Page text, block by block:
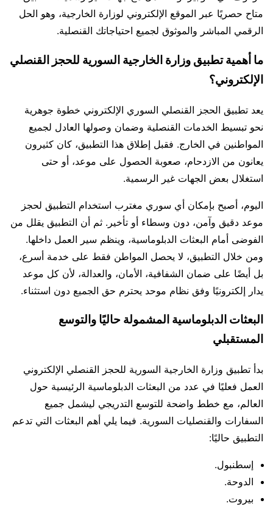
متاح حصريًا عبر الموقع الإلكتروني لوزارة الخارجية، وهو الحل
الرقمي المباشر والموثوق لجميع احتياجاتك القنصلية.
ما أهمية تطبيق وزارة الخارجية السورية للحجز القنصلي
الإلكتروني؟
يعد تطبيق الحجز القنصلي السوري الإلكتروني خطوة جوهرية
نحو تبسيط الخدمات القنصلية وضمان وصولها العادل لجميع
المواطنين في الخارج. فقبل إطلاق هذا التطبيق، كان كثيرون
يعانون من الازدحام، صعوبة الحصول على موعد، أو حتى
استغلال بعض الجهات غير الرسمية.
اليوم، أصبح بإمكان أي سوري مغترب استخدام التطبيق لحجز
موعد دقيق وآمن، دون وسطاء أو تأخير. ثم أن التطبيق يقلل من
الفوضى أمام البعثات الدبلوماسية، وينظم سير العمل داخلها.
ومن خلال التطبيق، لا يحصل المواطن فقط على خدمة أسرع،
بل أيضًا على ضمان الشفافية، الأمان، والعدالة، لأن كل موعد
يدار إلكترونيًا وفق نظام موحد يحترم حق الجميع دون استثناء.
البعثات الدبلوماسية المشمولة حاليًا والتوسع
المستقبلي
بدأ تطبيق وزارة الخارجية السورية للحجز القنصلي الإلكتروني
العمل فعليًا في عدد من البعثات الدبلوماسية الرئيسية حول
العالم، مع خطط واضحة للتوسع التدريجي ليشمل جميع
السفارات والقنصليات السورية. فيما يلي أهم البعثات التي تدعم
التطبيق حاليًا:
إسطنبول.
الدوحة.
بيروت.